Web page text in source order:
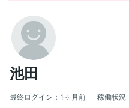
池田
最終ログイン： 1ヶ月前 稼働状況